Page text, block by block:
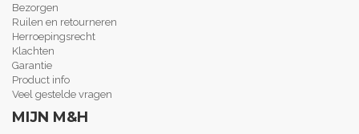
Bezorgen
Ruilen en retourneren
Herroepingsrecht
Klachten
Garantie
Product info
Veel gestelde vragen
MIJN M&H